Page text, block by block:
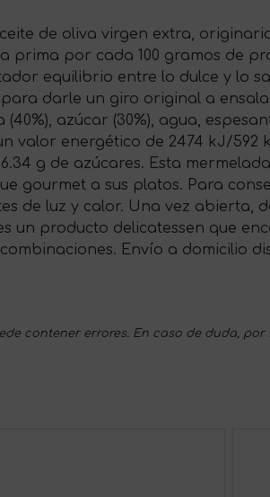
de oliva virgen extra,
prima por cada 100 gramos de
equilibrio entre lo dulce y lo
darle un giro original a
azúcar (30%), agua,
valor energético de 2474 kJ/592
g de azúcares. Esta
gourmet a sus platos. Para
de luz y calor. Una vez abierta,
un producto delicatessen que
Envío a domicilio
contener errores. En caso de duda, por